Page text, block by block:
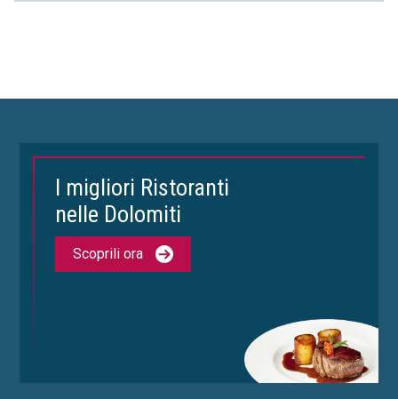
I migliori Ristoranti
nelle Dolomiti
Scoprili ora